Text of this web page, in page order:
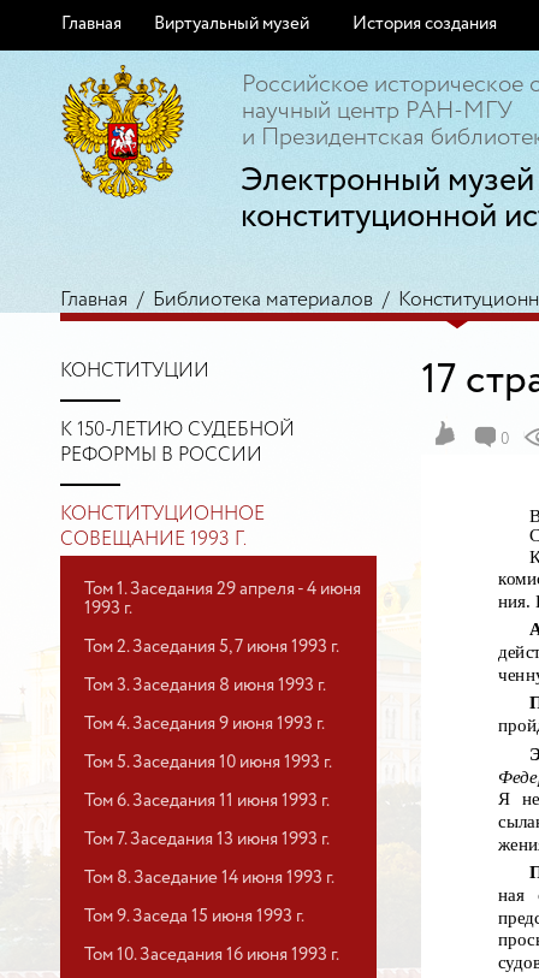
Главная Виртуальный музей История создания
Российское историческое
научный центр РАН-МГУ
и Президентская
Электронный музей
конституционной
Главная / Библиотека материалов /
КОНСТИТУЦИИ
К 150-ЛЕТИЮ СУДЕБНОЙ
РЕФОРМЫ В РОССИИ
КОНСТИТУЦИОННОЕ
СОВЕЩАНИЕ 1993 Г.
Том 1. Заседания 29 апреля - 4 июня
1993 г.
Том 2. Заседания 5, 7 июня 1993 г.
Том 3. Заседания 8 июня 1993 г.
Том 4. Заседания 9 июня 1993 г.
Том 5. Заседания 10 июня 1993 г.
Том 6. Заседания 11 июня 1993 г.
Том 7. Заседания 13 июня 1993 г.
Том 8. Заседание 14 июня 1993 г.
Том 9. Заседа 15 июня 1993 г.
Том 10. Заседания 16 июня 1993 г.
17
0
ния.
Я
ная